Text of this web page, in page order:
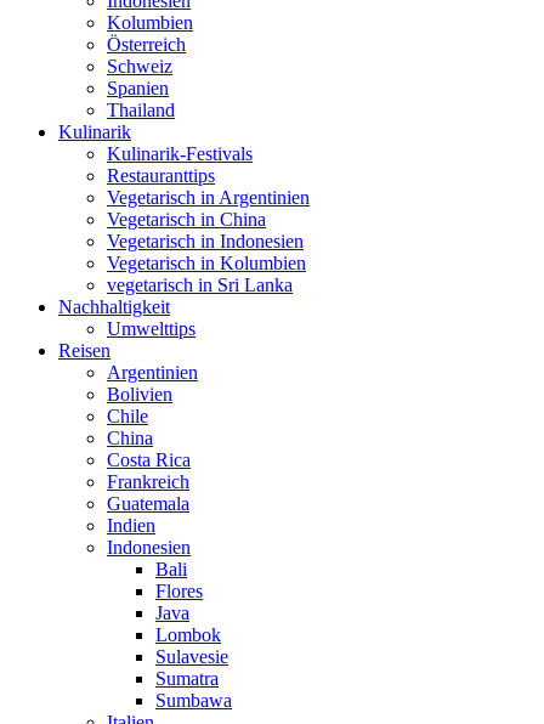
Kolumbien
Österreich
Schweiz
Spanien
Thailand
Kulinarik
Kulinarik-Festivals
Restauranttips
Vegetarisch in Argentinien
Vegetarisch in China
Vegetarisch in Indonesien
Vegetarisch in Kolumbien
vegetarisch in Sri Lanka
Nachhaltigkeit
Umwelttips
Reisen
Argentinien
Bolivien
Chile
China
Costa Rica
Frankreich
Guatemala
Indien
Indonesien
Bali
Flores
Java
Lombok
Sulavesie
Sumatra
Sumbawa